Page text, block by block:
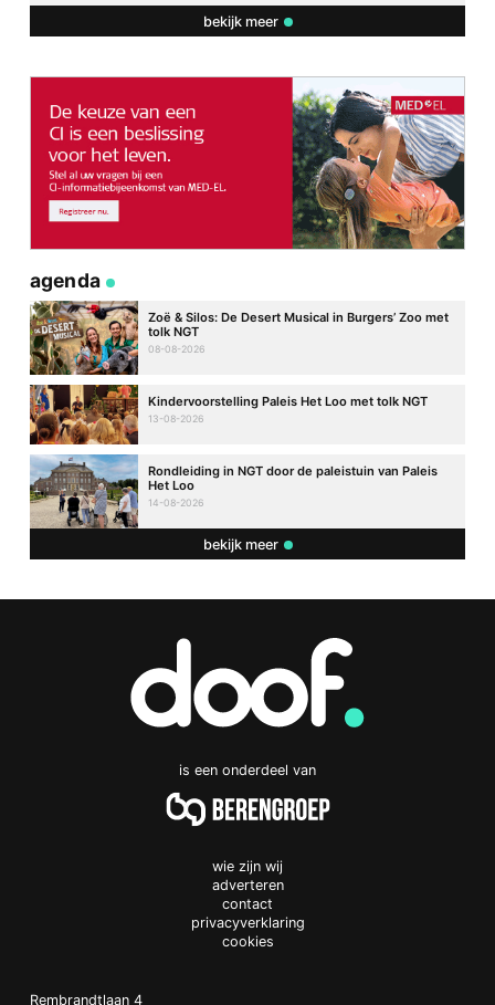
bekijk meer
agenda
Zoë & Silos: De Desert Musical in Burgers’ Zoo met
tolk NGT
08-08-2026
Kindervoorstelling Paleis Het Loo met tolk NGT
13-08-2026
Rondleiding in NGT door de paleistuin van Paleis
Het Loo
14-08-2026
bekijk meer
is een onderdeel van
wie zijn wij
adverteren
contact
privacyverklaring
cookies
Doof.nl
work
Rembrandtlaan 4